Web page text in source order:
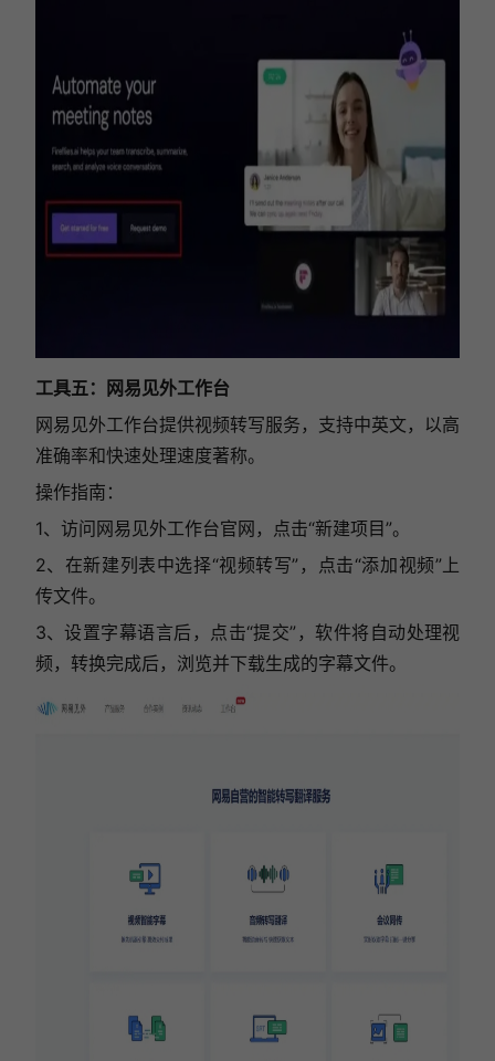
工具五： 网易见外工作台
网易见外工作台提供视频转写服务，支持中英文，以高
准确率和快速处理速度著称。
操作指南：
1、访问网易见外工作台官网，点击“新建项目”。
2、在新建列表中选择“视频转写”，点击“添加视频”上
传文件。
3、设置字幕语言后，点击“提交”，软件将自动处理视
频，转换完成后，浏览并下载生成的字幕文件。